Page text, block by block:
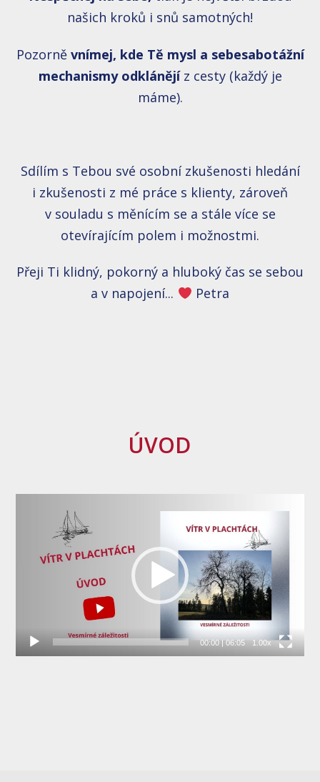
našich kroků i snů samotných!
Pozorně vnímej, kde Tě mysl a sebesabotážní
mechanismy odklánějíz cesty (každý je
máme).
Sdílím s Tebou své osobní zkušenosti hledání
i zkušenosti z mé práce s klienty, zároveň
v souladu s měnícím se a stále více se
otevírajícím polem i možnostmi.
Přeji Ti klidný, pokorný a hluboký čas se sebou
a v napojení...
Petra
ÚVOD
přehrávač
00:00|06:05 1.00x